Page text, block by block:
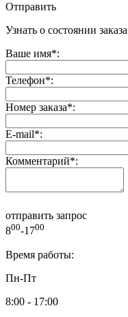
Отправить
Узнать о состоянии заказа
Ваше имя*:
Телефон*:
Номер заказа*:
E-mail*:
Комментарий*:
отправить запрос
800-1700
Время работы:
Пн-Пт
8:00 - 17:00